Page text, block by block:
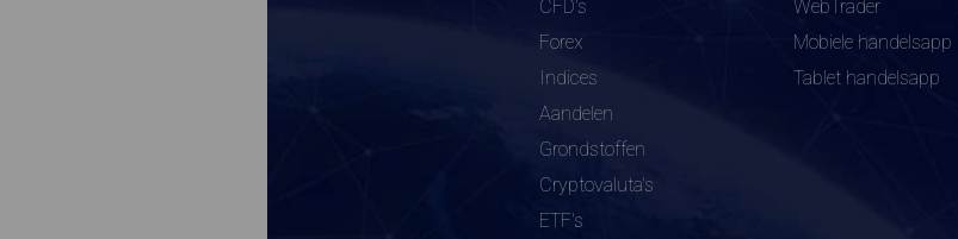
CFD's
Forex
Indices
Aandelen
Grondstoffen
Cryptovaluta's
ETF's
WebTrader
Mobiele handelsapp
Tablet handelsapp